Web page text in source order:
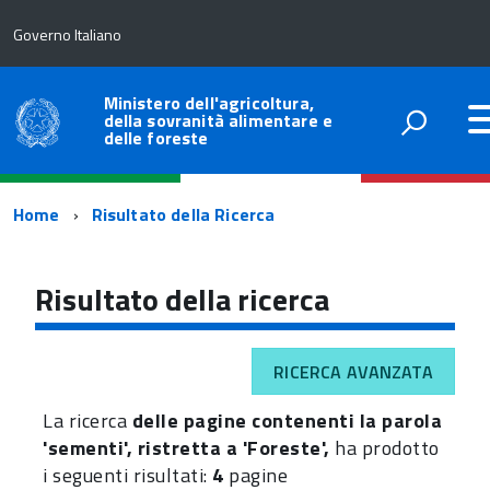
Governo Italiano
Ministero dell'agricoltura,
della sovranità alimentare e
delle foreste
Percorso
navigazione
Home Risultato della Ricerca
Risultato della ricerca
RICERCA AVANZATA
La ricerca delle pagine contenenti la parola
'sementi', ristretta a 'Foreste', ha prodotto
i seguenti risultati: 4 pagine